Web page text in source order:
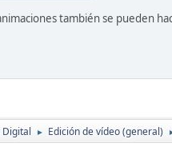
también se pueden
Digital ► Edición de vídeo (general)